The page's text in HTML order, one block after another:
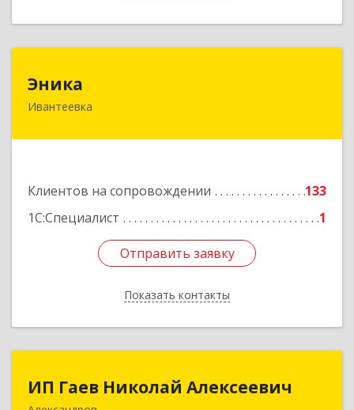
Эника
Ивантеевка
Клиентов на сопровождении
133
1С:Специалист
1
Отправить заявку
Показать контакты
141280, Московская обл, г.о. Пушкинский,
Отправить заявку
Назад
ИП Гаев Николай Алексеевич
ИП Гаев Николай Алексеевич